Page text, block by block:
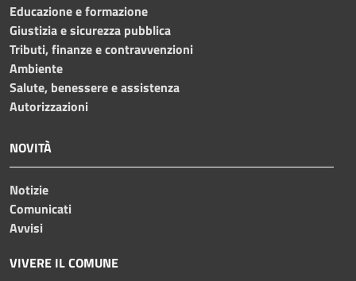
Educazione e formazione
Giustizia e sicurezza pubblica
Tributi, finanze e contravvenzioni
Ambiente
Salute, benessere e assistenza
Autorizzazioni
NOVITÀ
Notizie
Comunicati
Avvisi
VIVERE IL COMUNE